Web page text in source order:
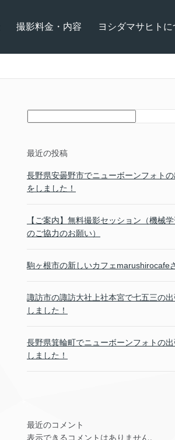
撮影料金・内容 ヨシダマサヒトに
最近の投稿
長野県安曇野市でニューボーンフォト
をしました！
【ご案内】無料撮影セッション（機械
のご協力のお願い）
駒ヶ根市の新しいカフェmarushirocafe
諏訪市の諏訪大社上社本宮で七五三の
しました！
長野県箕輪町でニューボーンフォトの
しました！
最近のコメント
表示できるコメントはありません。